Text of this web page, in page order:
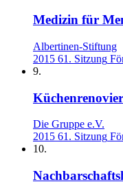
Medizin für
Albertinen-Stiftung
2015 61. Sitzung
9.
Die Gruppe e.V.
2015 61. Sitzung
10.